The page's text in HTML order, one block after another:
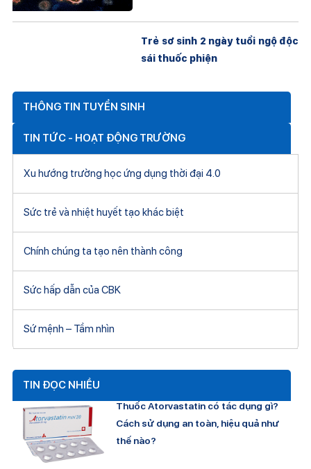
Trẻ sơ sinh 2 ngày tuổi ngộ độc
sái thuốc phiện
THÔNG TIN TUYỂN SINH
TIN TỨC - HOẠT ĐỘNG TRƯỜNG
Xu hướng trường học ứng dụng thời đại 4.0
Sức trẻ và nhiệt huyết tạo khác biệt
Chính chúng ta tạo nên thành công
Sức hấp dẫn của CBK
Sứ mệnh – Tầm nhìn
TIN ĐỌC NHIỀU
Thuốc Atorvastatin có tác dụng gì?
Cách sử dụng an toàn, hiệu quả như
thế nào?